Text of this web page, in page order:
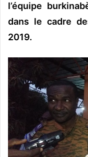
l’équipe
dans le cadre
2019.